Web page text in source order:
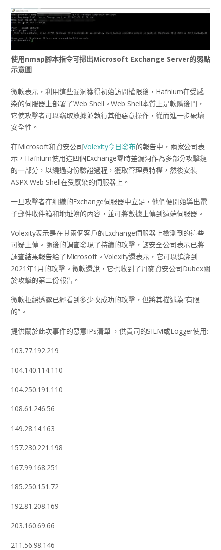
使用nmap腳本指令可掃出Microsoft Exchange Server的弱點
示意圖
微軟表示，利用這些漏洞獲得初始訪問權限後，Hafnium在受感
染的伺服器上部署了Web Shell。Web Shell本質上是軟體後門，
它使攻擊者可以竊取數據並執行其他惡意操作，從而進一步破壞
安全性。
在Microsoft和資安公司Volexity今日發布的報告中，兩家公司表
示，Hafnium使用這四個Exchange零時差漏洞作為多部分攻擊鏈
的一部分，以繞過身份驗證過程，獲取管理員特權，然後安裝
ASPX Web Shell在受感染的伺服器上。
一旦攻擊者在組織的Exchange伺服器中立足，他們便開始導出電
子郵件收件箱和地址簿的內容，並可將數據上傳到遠端伺服器。
Volexity表示是在其兩個客戶的Exchange伺服器上檢測到的這些
可疑上傳。隨後的調查發現了持續的攻擊，該安全公司表示已將
調查結果報告給了Microsoft。Volexity還表示，它可以追溯到
2021年1月的攻擊。微軟還說，它也收到了丹麥資安公司Dubex關
於攻擊的第二份報告。
微軟拒絕透露已經看到多少次成功的攻擊，但將其描述為“有限
的”。
提供關於此次事件的惡意IPs清單 ，供貴司的SIEM或Logger使用:
103.77.192.219
104.140.114.110
104.250.191.110
108.61.246.56
149.28.14.163
157.230.221.198
167.99.168.251
185.250.151.72
192.81.208.169
203.160.69.66
211.56.98.146